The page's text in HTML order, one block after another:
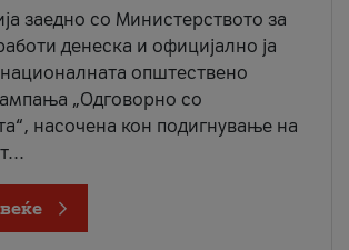
заедно со Министерството за
денеска и официјално ја
националната општествено
„Одговорно со
насочена кон подигнување на